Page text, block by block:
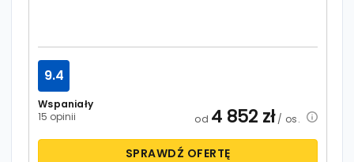
Wspaniały
15 opinii
9.4
od 4 852 zł/ os.
SPRAWDŹ OFERTĘ